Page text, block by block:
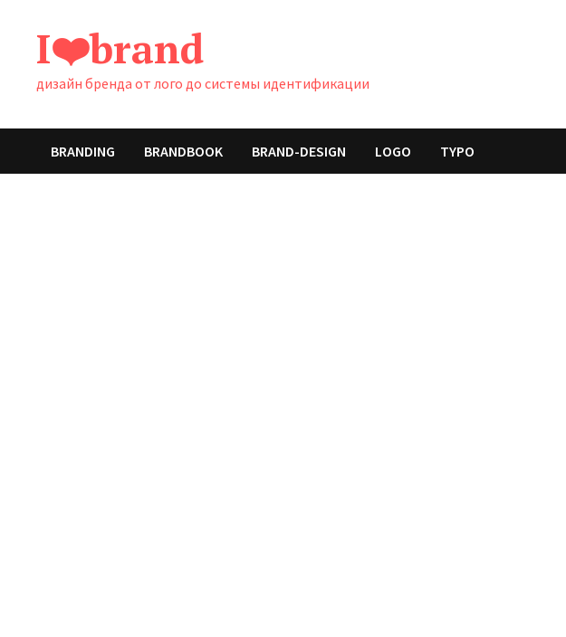
содержимому
I❤️brand
дизайн бренда от лого до системы идентификации
BRANDING BRANDBOOK BRAND-DESIGN LOGO TYPO